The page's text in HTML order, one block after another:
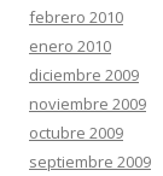
febrero 2010
enero 2010
diciembre 2009
noviembre 2009
octubre 2009
septiembre 2009